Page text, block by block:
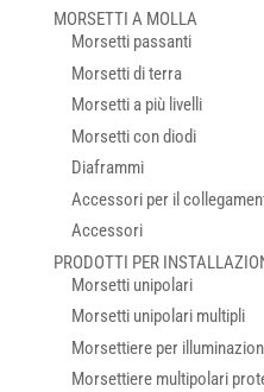
MORSETTI A MOLLA
Morsetti passanti
Morsetti di terra
Morsetti a più livelli
Morsetti con diodi
Diaframmi
Accessori per il
Accessori
PRODOTTI PER
Morsetti unipolari
Morsetti unipolari multipli
Morsettiere per
Morsettiere multipolari